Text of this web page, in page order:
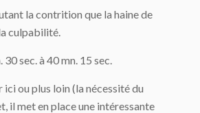
la contrition que la haine de
culpabilité.
30 sec. à 40 mn. 15 sec.
ou plus loin (la nécessité du
il met en place une intéressante